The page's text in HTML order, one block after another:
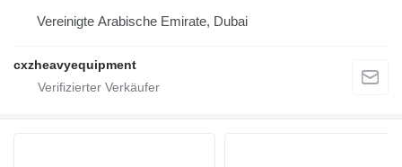
Vereinigte Arabische Emirate, Dubai
cxzheavyequipment